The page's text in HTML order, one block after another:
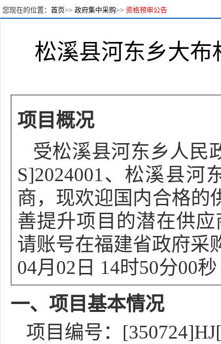
您现在的位置： 首页>> 政府集中采购>> 资格预审公告
松溪县河东乡大
项目概况
受松溪县河东乡人民
S]2024001、松溪县
商，现欢迎国内合格的
善提升项目的潜在供应
请账号在福建省政府采
04月02日 14时50分00秒
一、项目基本情况
项目编号：